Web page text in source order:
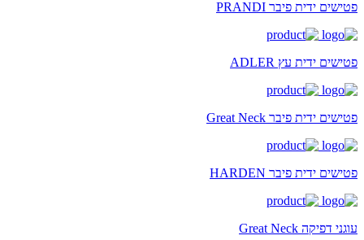
פטישים ידית פיבר PRANDI
פטישים ידית עץ ADLER
פטישים ידית פיבר Great Neck
פטישים ידית פיבר HARDEN
עוגני דפיקה Great Neck